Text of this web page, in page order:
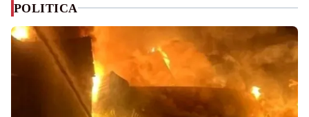
POLITICA